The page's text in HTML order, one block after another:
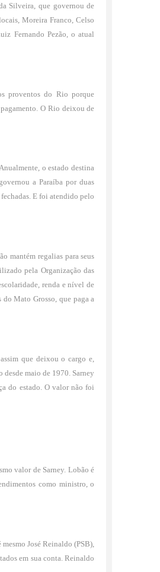
Silveira, que governou de
Moreira Franco, Celso
Fernando Pezão, o atual
proventos do Rio porque
O Rio deixou de
o estado destina
a Paraíba por duas
E foi atendido pelo
mantém regalias para seus
pela Organização das
renda e nível de
do Mato Grosso, que paga a
que deixou o cargo e,
desde maio de 1970. Sarney
do estado. O valor não foi
valor de Sarney. Lobão é
como ministro, o
José Reinaldo (PSB),
em sua conta. Reinaldo